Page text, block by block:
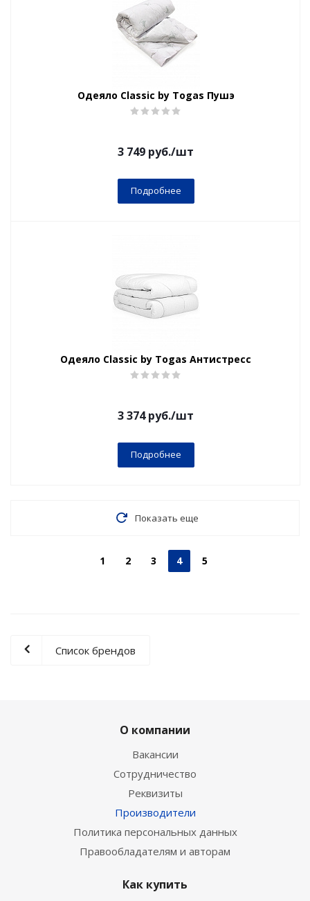
Одеяло Classic by Togas Пушэ
3 749 руб./шт
Подробнее
Одеяло Classic by Togas Антистресс
3 374руб./шт
Подробнее
Показать еще
1 2 3 4 5
Список брендов
О компании
Вакансии
Сотрудничество
Реквизиты
Производители
Политика персональных данных
Правообладателям и авторам
Как купить